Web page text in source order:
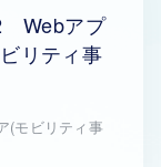
Webアプ
リティ事
(モビリティ事